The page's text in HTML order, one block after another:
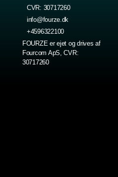
CVR: 30717260
info@fourze.dk
+4596322100
FOURZE er ejet og drives af
Fourcom ApS, CVR:
30717260